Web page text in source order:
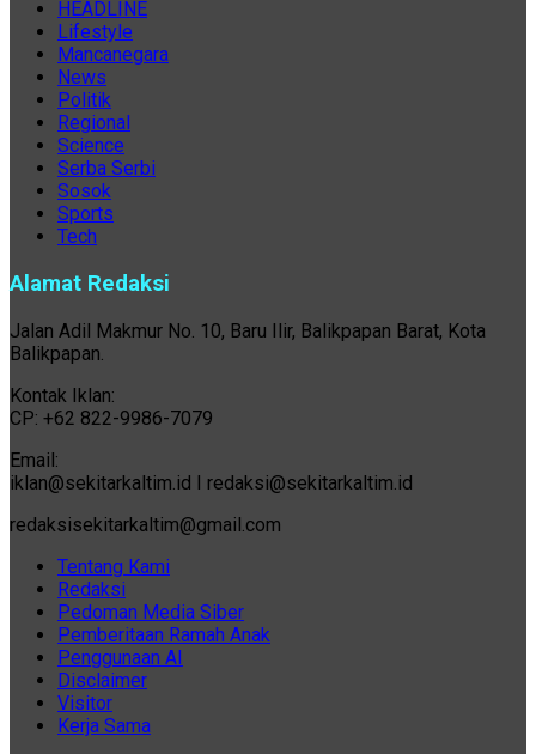
HEADLINE
Lifestyle
Mancanegara
News
Politik
Regional
Science
Serba Serbi
Sosok
Sports
Tech
Alamat Redaksi
Jalan Adil Makmur No. 10, Baru Ilir, Balikpapan Barat, Kota
Balikpapan.
Kontak Iklan:
CP: +62 822-9986-7079
Email:
iklan@sekitarkaltim.id I redaksi@sekitarkaltim.id
redaksisekitarkaltim@gmail.com
Tentang Kami
Redaksi
Pedoman Media Siber
Pemberitaan Ramah Anak
Penggunaan AI
Disclaimer
Visitor
Kerja Sama